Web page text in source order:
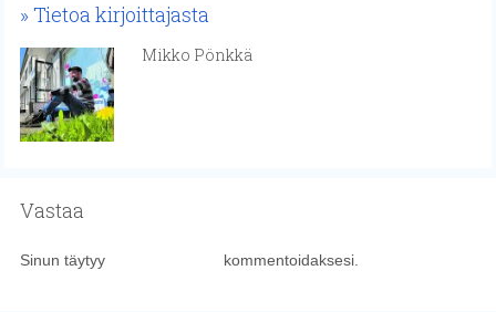
Tietoa kirjoittajasta
Mikko Pönkkä
Vastaa
Sinun täytyy kommentoidaksesi.